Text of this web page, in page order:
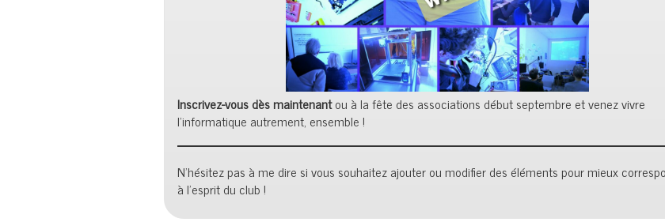
Inscrivez-vous dès maintenantou à la fête des associations début septembre et venez vivre
l’informatique autrement, ensemble !
N’hésitez pas à me dire si vous souhaitez ajouter ou modifier des éléments pour mieux
à l’esprit du club !